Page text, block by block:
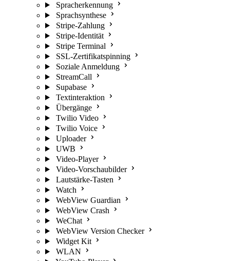
Spracherkennung
Sprachsynthese
Stripe-Zahlung
Stripe-Identität
Stripe Terminal
SSL-Zertifikatspinning
Soziale Anmeldung
StreamCall
Supabase
Textinteraktion
Übergänge
Twilio Video
Twilio Voice
Uploader
UWB
Video-Player
Video-Vorschaubilder
Lautstärke-Tasten
Watch
WebView Guardian
WebView Crash
WeChat
WebView Version Checker
Widget Kit
WLAN